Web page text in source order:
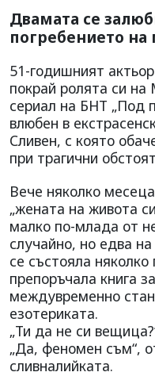
Двамата се
погребението
51-годишният
покрай ролята си на
сериал на БНТ „Под
влюбен в
Сливен, с която
при трагични
Вече няколко
„жената на живота
малко по-млада от
случайно, но едва
се състояла
препоръчала книга
междувременно
езотериката.
„Ти да не си
„Да, феномен съм“,
сливналийката.